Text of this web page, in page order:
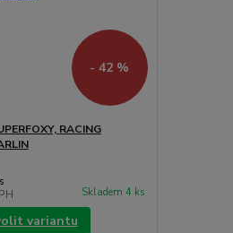
- 42 %
RACING
Skladem 4 ks
variantu